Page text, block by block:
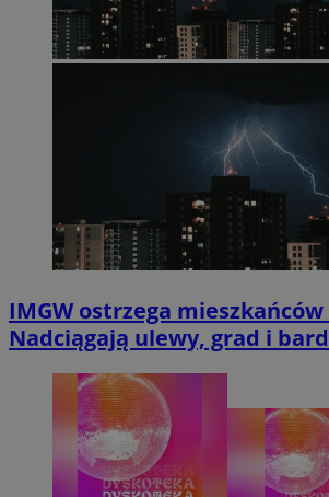
IMGW ostrzega mieszkańców
Nadciągają ulewy, grad i